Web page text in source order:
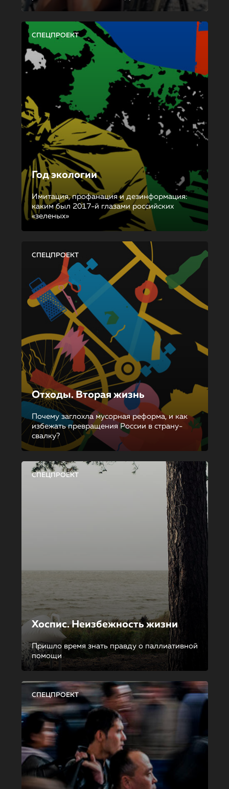
СПЕЦПРОЕКТ
Год экологии
Имитация, профанация и дезинформация:
каким был 2017-й глазами российских
«зеленых»
СПЕЦПРОЕКТ
Отходы. Вторая жизнь
Почему заглохла мусорная реформа, и как
избежать превращения России в страну-
свалку?
СПЕЦПРОЕКТ
Хоспис. Неизбежность жизни
Пришло время знать правду о паллиативной
помощи
СПЕЦПРОЕКТ